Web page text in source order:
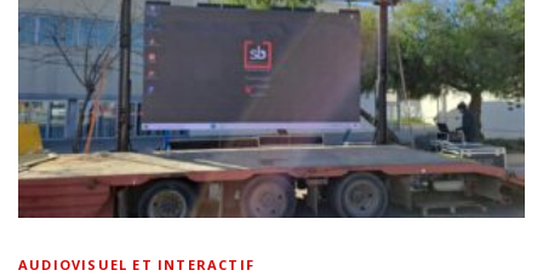
AUDIOVISUEL ET INTERACTIF